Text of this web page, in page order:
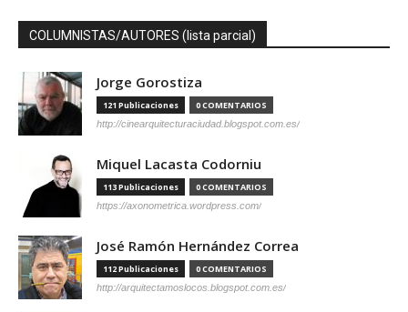
COLUMNISTAS/AUTORES (lista parcial)
Jorge Gorostiza
121 Publicaciones 0 COMENTARIOS
http://cinearquitecturaciudad.blogspot.com.es/
Miquel Lacasta Codorniu
113 Publicaciones 0 COMENTARIOS
https://axonometrica.wordpress.com/
José Ramón Hernández Correa
112 Publicaciones 0 COMENTARIOS
http://arquitectamoslocos.blogspot.com.es/